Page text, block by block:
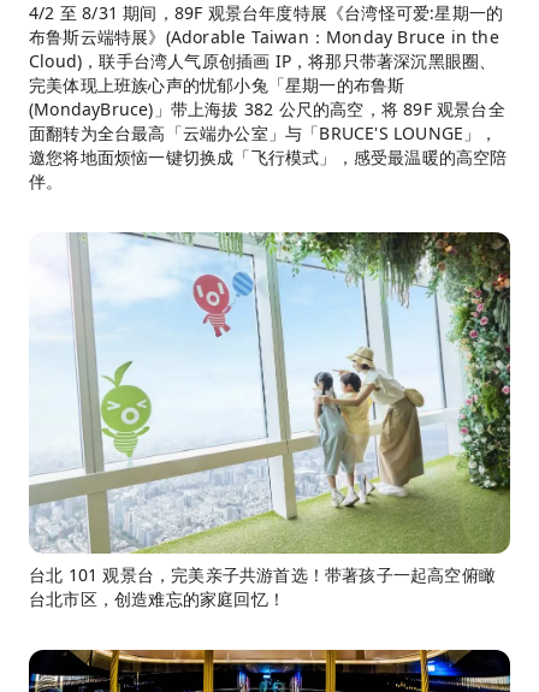
4/2 至 8/31 期间，89F 观景台年度特展《台湾怪可爱:星期一的
布鲁斯云端特展》(Adorable Taiwan：Monday Bruce in the
Cloud)，联手台湾人气原创插画 IP，将那只带著深沉黑眼圈、
完美体现上班族心声的忧郁小兔「星期一的布鲁斯
(MondayBruce)」带上海拔 382 公尺的高空，将 89F 观景台全
面翻转为全台最高「云端办公室」与「BRUCE'S LOUNGE」，
邀您将地面烦恼一键切换成「飞行模式」，感受最温暖的高空陪
伴。
台北 101 观景台，完美亲子共游首选！带著孩子一起高空俯瞰
台北市区，创造难忘的家庭回忆！